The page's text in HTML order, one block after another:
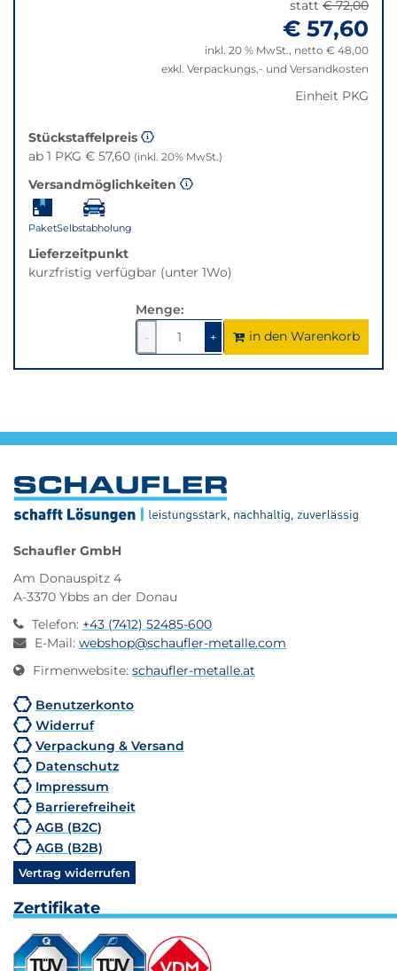
Alternative
der
gewünschten
Variante.
statt € 72,00
€ 57,60
inkl. 20 % MwSt., netto € 48,00
exkl. Verpackungs,- und Versandkosten
Einheit PKG
Stückstaffelpreis
ab 1 PKG € 57,60 (inkl. 20% MwSt.)
Versandmöglichkeiten
PaketSelbstabholung
Lieferzeitpunkt
kurzfristig verfügbar (unter 1Wo)
Menge:
-
1
verringern
+1um
1
erhöhen
in den Warenkorb
Schaufler GmbH
Am Donauspitz 4
A-3370 Ybbs an der Donau
Telefon: +43 (7412) 52485-600
E-Mail: webshop@schaufler-metalle.com
Firmenwebsite: schaufler-metalle.at
Benutzerkonto
Widerruf
Verpackung & Versand
Datenschutz
Impressum
Barrierefreiheit
AGB (B2C)
AGB (B2B)
Vertrag widerrufen
Zertifikate